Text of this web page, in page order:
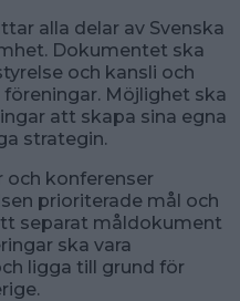
alla delar av Svenska
Dokumentet ska
och kansli och
Möjlighet ska
att skapa sina egna
strategin.
konferenser
prioriterade mål och
separat måldokument
ska vara
ligga till grund för